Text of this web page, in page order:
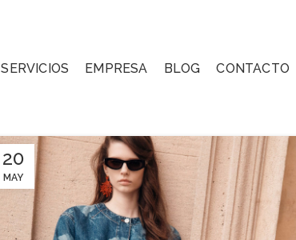
SERVICIOS EMPRESA BLOG CONTACTO
20
MAY